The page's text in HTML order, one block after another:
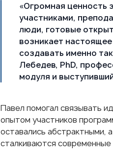
«Огромная ценность
участниками,
люди, готовые
возникает
создавать именно
Лебедев, PhD,
модуля и
Павел помогал связывать
опытом участников
оставались абстрактными,
сталкиваются